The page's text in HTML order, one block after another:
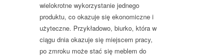
wielokrotne wykorzystanie jednego
produktu, co okazuje się ekonomiczne i
użyteczne. Przykładowo, biurko, która w
ciągu dnia okazuje się miejscem pracy,
po zmroku może stać się meblem do